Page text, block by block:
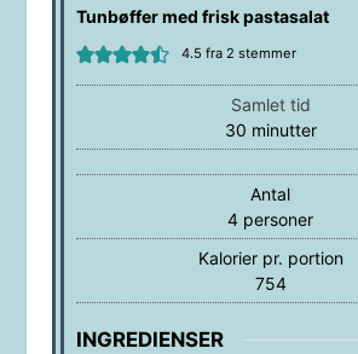
Tunbøffer med frisk pastasalat
4.5 fra 2 stemmer
Samlet tid
30minutter
minutter
Antal
4 personer
Kalorier pr. portion
754
INGREDIENSER